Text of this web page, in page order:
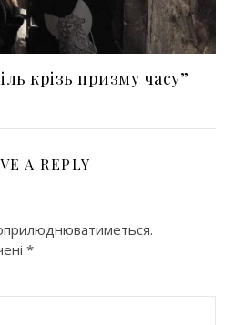
крізь призму часу”
A REPLY
*